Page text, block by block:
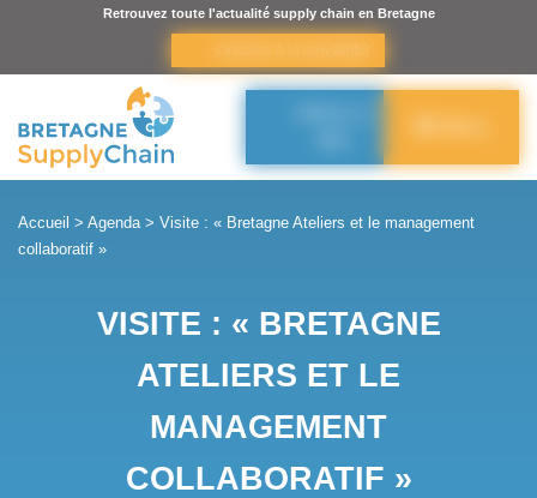
Retrouvez toute l'actualité supply chain en Bretagne
Accueil > Agenda > Visite : « Bretagne Ateliers et le management
collaboratif »
VISITE : « BRETAGNE
ATELIERS ET LE
MANAGEMENT
COLLABORATIF »
Panneau de gestion des cookies